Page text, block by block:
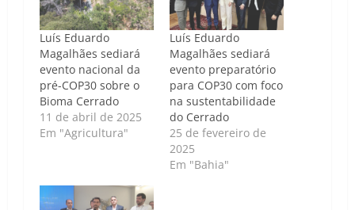
Luís Eduardo
Magalhães sediará
evento nacional da
pré-COP30 sobre o
Bioma Cerrado
11 de abril de 2025
Em "Agricultura"
Luís Eduardo
Magalhães sediará
evento preparatório
para COP30 com foco
na sustentabilidade
do Cerrado
25 de fevereiro de
2025
Em "Bahia"